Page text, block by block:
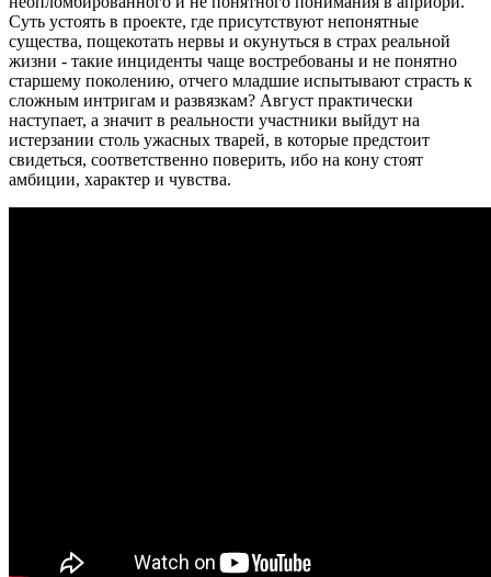
Суть устоять в проекте, где присутствуют непонятные
существа, пощекотать нервы и окунуться в страх реальной
жизни - такие инциденты чаще востребованы и не понятно
старшему поколению, отчего младшие испытывают страсть к
сложным интригам и развязкам? Август практически
наступает, а значит в реальности участники выйдут на
истерзании столь ужасных тварей, в которые предстоит
свидеться, соответственно поверить, ибо на кону стоят
амбиции, характер и чувства.